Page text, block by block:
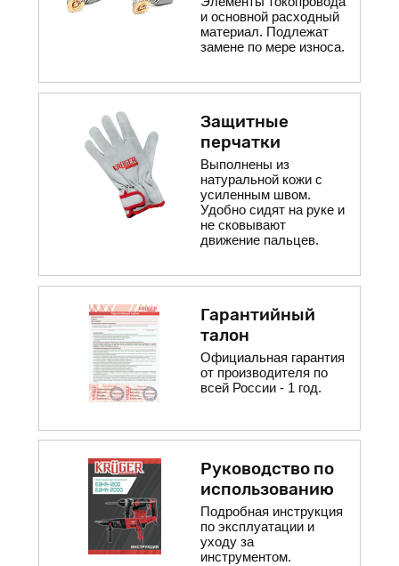
и основной расходный
материал. Подлежат
замене по мере износа.
Защитные
перчатки
Выполнены из
натуральной кожи с
усиленным швом.
Удобно сидят на руке и
не сковывают
движение пальцев.
Гарантийный
талон
Официальная гарантия
от производителя по
всей России - 1 год.
Руководство по
использованию
Подробная инструкция
по эксплуатации и
уходу за
инструментом.